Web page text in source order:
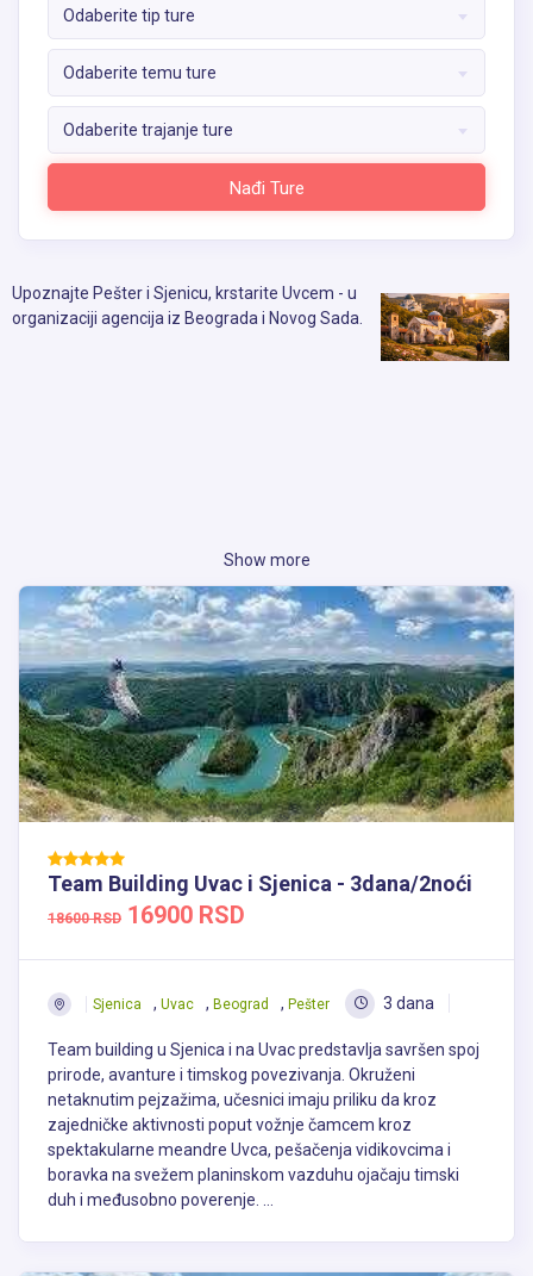
Odaberite tip ture
Odaberite temu ture
Odaberite trajanje ture
Nađi Ture
Upoznajte Pešter i Sjenicu, krstarite Uvcem - u
organizaciji agencija iz Beograda i Novog Sada.
Show more
Team Building Uvac i Sjenica - 3dana/2noći
18600 RSD 16900 RSD
Sjenica , Uvac , Beograd , Pešter 3 dana
Team building u Sjenica i na Uvac predstavlja savršen spoj
prirode, avanture i timskog povezivanja. Okruženi
netaknutim pejzažima, učesnici imaju priliku da kroz
zajedničke aktivnosti poput vožnje čamcem kroz
spektakularne meandre Uvca, pešačenja vidikovcima i
boravka na svežem planinskom vazduhu ojačaju timski
duh i međusobno poverenje. ...